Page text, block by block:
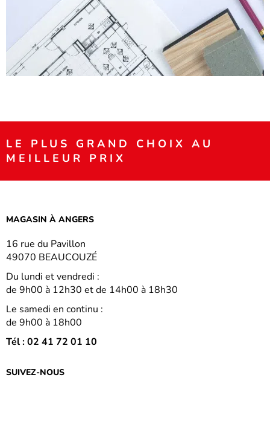
LE PLUS GRAND CHOIX AU
MEILLEUR PRIX
MAGASIN À ANGERS
16 rue du Pavillon
49070 BEAUCOUZÉ
Du lundi et vendredi :
de 9h00 à 12h30 et de 14h00 à 18h30
Le samedi en continu :
de 9h00 à 18h00
Tél : 02 41 72 01 10
SUIVEZ-NOUS